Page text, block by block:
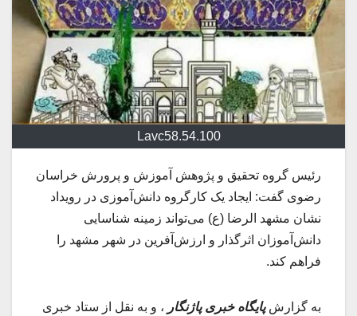
Lavc58.54.100
رئیس گروه تحقیق و پژوهش آموزش و پرورش خراسان
رضوی گفت: ایجاد یک کارگروه دانش‌آموزی در رویداد
نشان مشهد الرضا (ع) می‌تواند زمینه شناسایی
دانش‌آموزان اثرگذار و ارزش‌آفرین در شهر مشهد را
فراهم کند.
به گزارشپایگاه خبری پاژنگار ، و به نقل از ستاد خبری